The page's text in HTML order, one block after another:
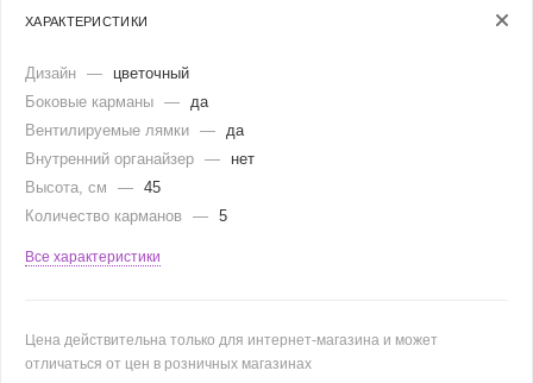
ХАРАКТЕРИСТИКИ
Дизайн —
цветочный
Боковые карманы —
да
Вентилируемые лямки —
да
Внутренний органайзер —
нет
Высота, см
— 45
Количество карманов
— 5
Все характеристики
Цена действительна только для интернет-магазина и может
отличаться от цен в розничных магазинах